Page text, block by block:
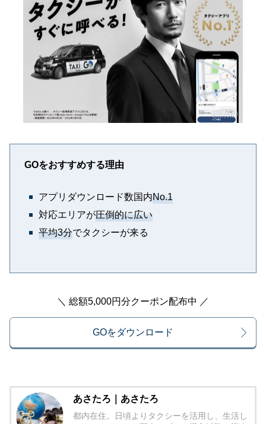
GOをおすすめする理由
アプリダウンロード数国内No.1
対応エリアが圧倒的に広い
平均3分でタクシーが来る
＼ 総額5,000円分クーポン配布中 ／
GOをダウンロード
あさたろ｜あさたろ
都内在住。日頃よりタクシーを活用し、生活し